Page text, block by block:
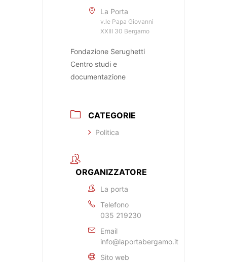
La Porta
v.le Papa Giovanni
XXIII 30 Bergamo
Fondazione Serughetti
Centro studi e
documentazione
CATEGORIE
Politica
ORGANIZZATORE
La porta
Telefono
035 219230
Email
info@laportabergamo.it
Sito web